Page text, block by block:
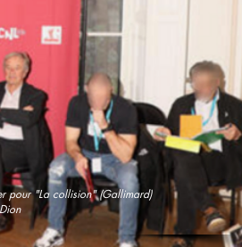
pour "La collision" (Gallimard)